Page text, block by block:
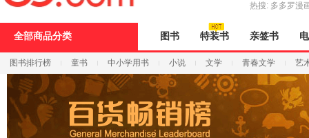
热搜: 多多罗漫
全部商品分类 图书 特装书 亲签书
图书排行榜 童书 中小学用书 小说 文学 青春文学 艺
障
页
按
Ctrl
键